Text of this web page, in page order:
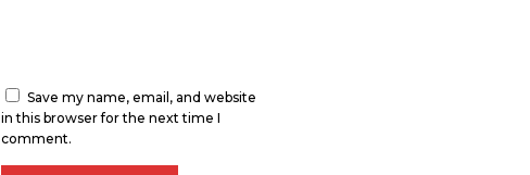
Save my name, email, and website
in this browser for the next time I
comment.